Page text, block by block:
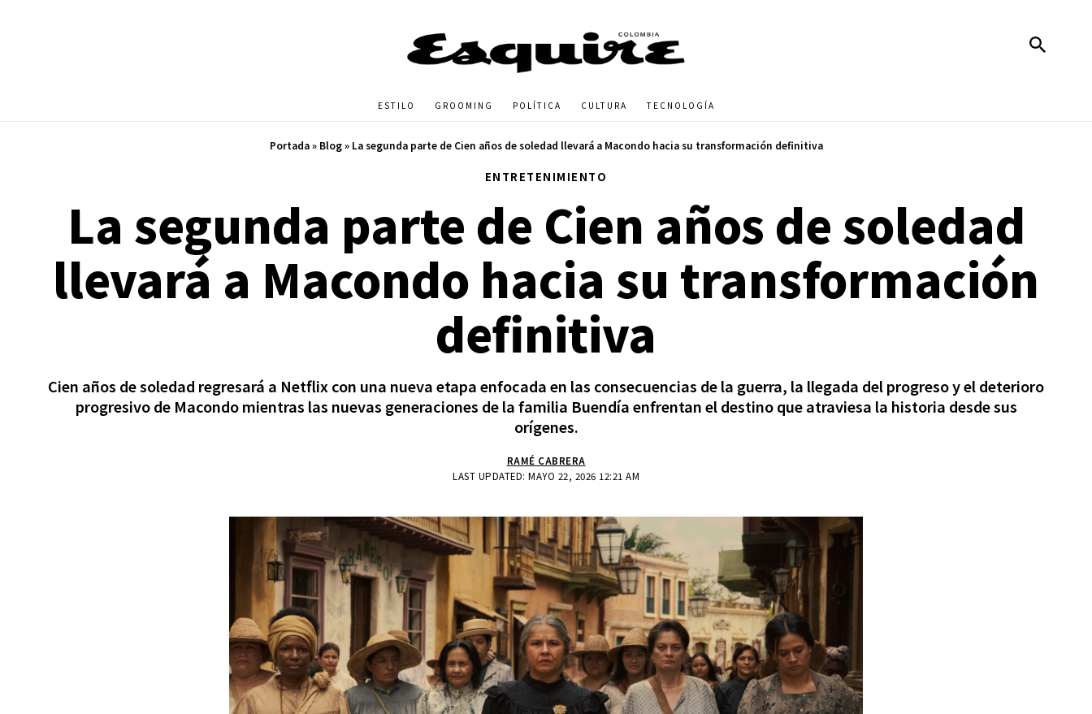
ESTILO GROOMING POLÍTICA CULTURA TECNOLOGÍA
Portada» Blog» La segunda parte de Cien años de soledad llevará a Macondo hacia su transformación definitiva
ENTRETENIMIENTO
La segunda parte de Cien años de soledad
llevará a Macondo hacia su transformación
definitiva
Cien años de soledad regresará a Netflix con una nueva etapa enfocada en las consecuencias de la guerra, la llegada del progreso y el deterioro
progresivo de Macondo mientras las nuevas generaciones de la familia Buendía enfrentan el destino que atraviesa la historia desde sus
orígenes.
LAST UPDATED: MAYO 22, 2026 12:21 AM
RAMÉ CABRERA